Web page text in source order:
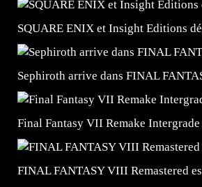
SQUARE ENIX et Insight Editions
Sephiroth arrive dans FINAL
Final Fantasy VII Remake
FINAL FANTASY VIII Remastered